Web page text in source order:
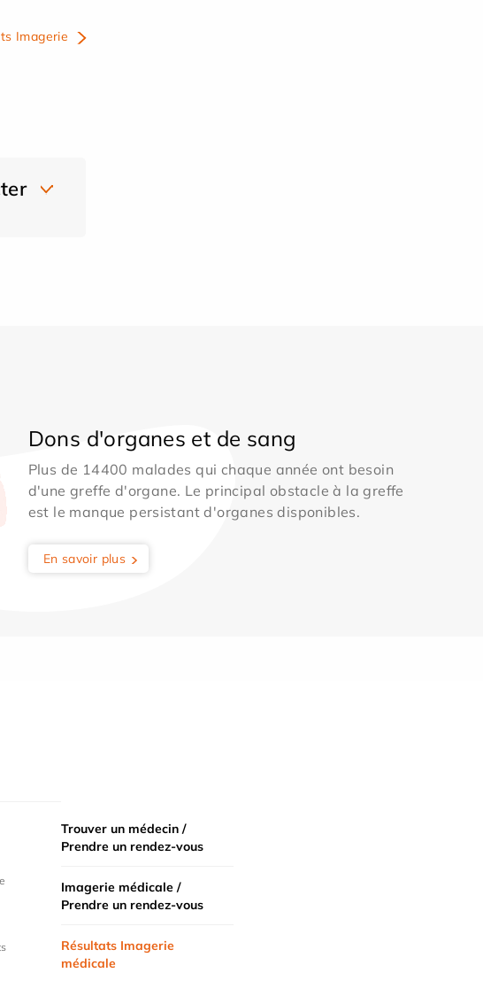
Imagerie
Dons d'organes et de sang
Plus de 14400 malades qui chaque année ont besoin
d'une greffe d'organe. Le principal obstacle à la greffe
est le manque persistant d'organes disponibles.
En savoir plus
Trouver un médecin /
Prendre un rendez-vous
Imagerie médicale /
Prendre un rendez-vous
Résultats Imagerie
médicale